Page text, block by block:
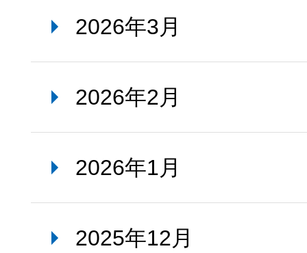
2026年3月
2026年2月
2026年1月
2025年12月